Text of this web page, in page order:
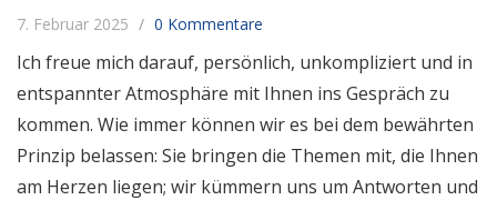
7. Februar 2025 0 Kommentare
Ich freue mich darauf, persönlich, unkompliziert und in
entspannter Atmosphäre mit Ihnen ins Gespräch zu
kommen. Wie immer können wir es bei dem bewährten
Prinzip belassen: Sie bringen die Themen mit, die Ihnen
am Herzen liegen; wir kümmern uns um Antworten und